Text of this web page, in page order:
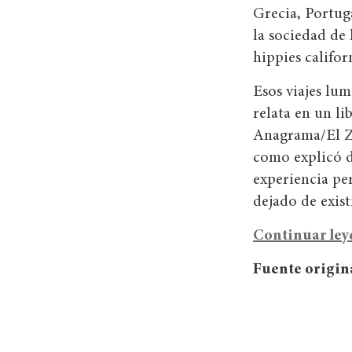
Grecia,
la sociedad
hippies
Esos viajes
relata en un
Anagrama/El
como explicó
experiencia
dejado de
Continuar
Fuente